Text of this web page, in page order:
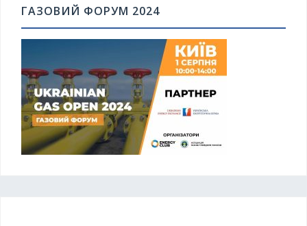
ГАЗОВИЙ ФОРУМ 2024